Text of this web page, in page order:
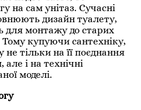
на сам унітаз. Сучасні
дизайн туалету,
для монтажу до старих
Тому купуючи сантехніку,
тільки на її поєднання
але і на технічні
моделі.